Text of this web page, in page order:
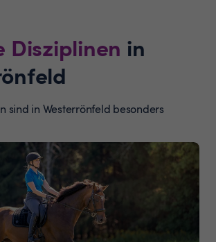
Disziplinen in
sind in Westerrönfeld besonders